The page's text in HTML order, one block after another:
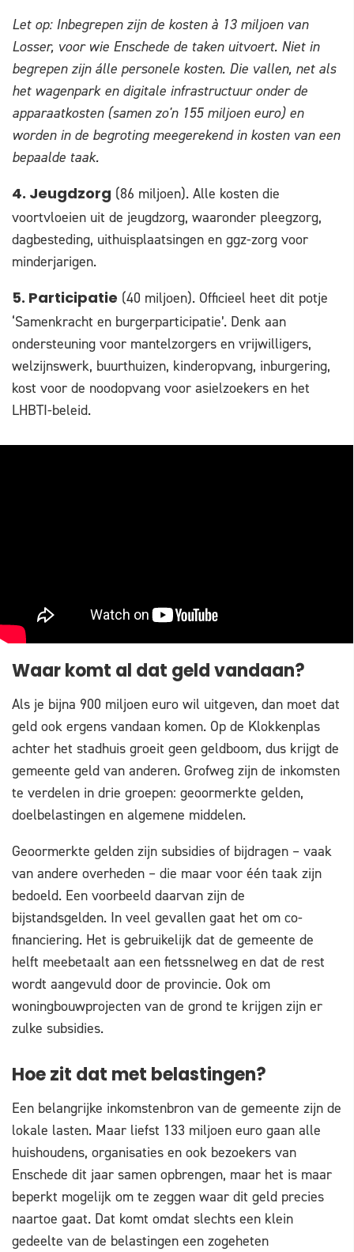
Let op: Inbegrepen zijn de kosten à 13 miljoen van
Losser, voor wie Enschede de taken uitvoert. Niet in
begrepen zijn álle personele kosten. Die vallen, net als
het wagenpark en digitale infrastructuur onder de
apparaatkosten (samen zo'n 155 miljoen euro) en
worden in de begroting meegerekend in kosten van een
bepaalde taak.
4. Jeugdzorg (86 miljoen). Alle kosten die
voortvloeien uit de jeugdzorg, waaronder pleegzorg,
dagbesteding, uithuisplaatsingen en ggz-zorg voor
minderjarigen.
5. Participatie (40 miljoen). Officieel heet dit potje
‘Samenkracht en burgerparticipatie’. Denk aan
ondersteuning voor mantelzorgers en vrijwilligers,
welzijnswerk, buurthuizen, kinderopvang, inburgering,
kost voor de noodopvang voor asielzoekers en het
LHBTI-beleid.
Waar komt al dat geld vandaan?
Als je bijna 900 miljoen euro wil uitgeven, dan moet dat
geld ook ergens vandaan komen. Op de Klokkenplas
achter het stadhuis groeit geen geldboom, dus krijgt de
gemeente geld van anderen. Grofweg zijn de inkomsten
te verdelen in drie groepen: geoormerkte gelden,
doelbelastingen en algemene middelen.
Geoormerkte gelden zijn subsidies of bijdragen – vaak
van andere overheden – die maar voor één taak zijn
bedoeld. Een voorbeeld daarvan zijn de
bijstandsgelden. In veel gevallen gaat het om co-
financiering. Het is gebruikelijk dat de gemeente de
helft meebetaalt aan een fietssnelweg en dat de rest
wordt aangevuld door de provincie. Ook om
woningbouwprojecten van de grond te krijgen zijn er
zulke subsidies.
Hoe zit dat met belastingen?
Een belangrijke inkomstenbron van de gemeente zijn de
lokale lasten. Maar liefst 133 miljoen euro gaan alle
huishoudens, organisaties en ook bezoekers van
Enschede dit jaar samen opbrengen, maar het is maar
beperkt mogelijk om te zeggen waar dit geld precies
naartoe gaat. Dat komt omdat slechts een klein
gedeelte van de belastingen een zogeheten